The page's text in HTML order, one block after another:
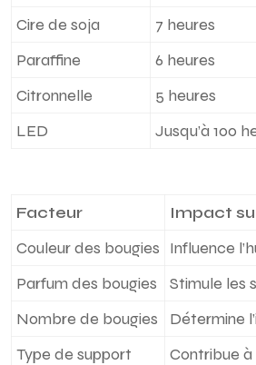
Cire de soja
7 heures
Paraffine
6 heures
Citronnelle
5 heures
LED
Jusqu’à 100
Facteur
Impact
Couleur des bougies Influence
Parfum des bougies
Stimule les
Nombre de bougies
Détermine
Type de support
Contribue